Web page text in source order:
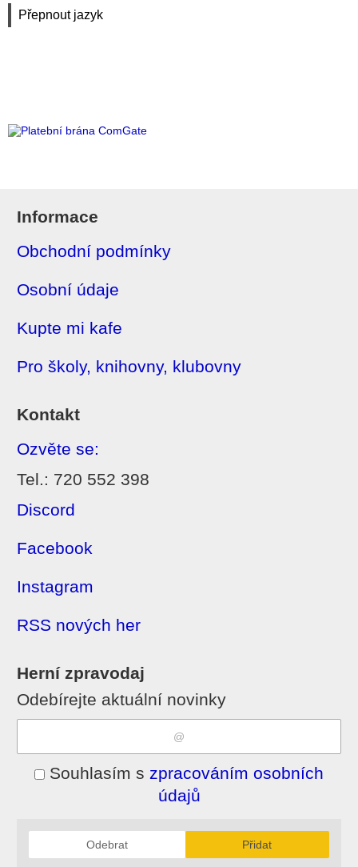
Přepnout jazyk
Informace
Obchodní podmínky
Osobní údaje
Kupte mi kafe
Pro školy, knihovny, klubovny
Kontakt
Ozvěte se:
Tel.: 720 552 398
Discord
Facebook
Instagram
RSS nových her
Herní zpravodaj
Odebírejte aktuální novinky
Souhlasím s zpracováním osobních
údajů
Odebrat Přidat